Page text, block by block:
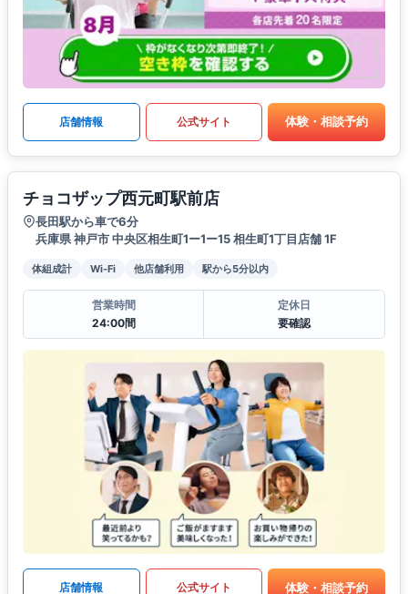
店舗情報 公式サイト 体験・相談予約
チョコザップ西元町駅前店
長田駅から車で6分
兵庫県 神戸市 中央区相生町1ー1ー15 相生町1丁目店舗 1F
体組成計 Wi-Fi 他店舗利用 駅から5分以内
営業時間
24:00間
定休日
要確認
店舗情報 公式サイト 体験・相談予約